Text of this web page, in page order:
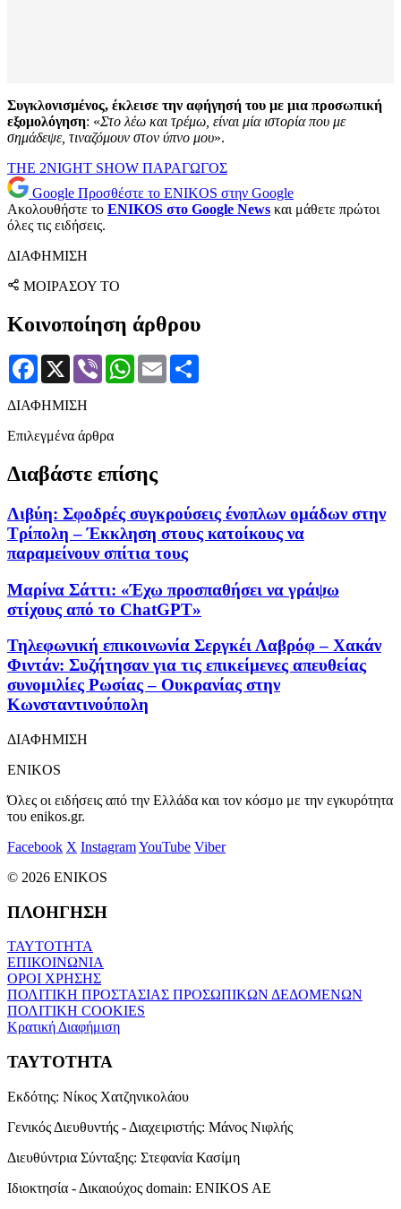
Συγκλονισμένος, έκλεισε την αφήγησή του με μια προσωπική
εξομολόγηση: «Στο λέω και τρέμω, είναι μία ιστορία που με
σημάδεψε, τιναζόμουν στον ύπνο μου».
THE 2NIGHT SHOW ΠΑΡΑΓΩΓΟΣ
Google Προσθέστε το ENIKOS στην Google
Ακολουθήστε το ENIKOS στο Google News και μάθετε πρώτοι
όλες τις ειδήσεις.
ΔΙΑΦΗΜΙΣΗ
ΜΟΙΡΑΣΟΥ ΤΟ
Κοινοποίηση άρθρου
Facebook
X Viber WhatsApp
Email
ΔΙΑΦΗΜΙΣΗ
Επιλεγμένα άρθρα
Διαβάστε επίσης
Λιβύη: Σφοδρές συγκρούσεις ένοπλων ομάδων στην
Τρίπολη – Έκκληση στους κατοίκους να
παραμείνουν σπίτια τους
Μαρίνα Σάττι: «Έχω προσπαθήσει να γράψω
στίχους από το ChatGPT»
Τηλεφωνική επικοινωνία Σεργκέι Λαβρόφ – Χακάν
Φιντάν: Συζήτησαν για τις επικείμενες απευθείας
συνομιλίες Ρωσίας – Ουκρανίας στην
Κωνσταντινούπολη
ΔΙΑΦΗΜΙΣΗ
ENIKOS
Όλες οι ειδήσεις από την Ελλάδα και τον κόσμο με την εγκυρότητα
του enikos.gr.
Facebook X InstagramYouTube Viber
© 2026 ENIKOS
ΠΛΟΗΓΗΣΗ
ΤΑΥΤΟΤΗΤΑ
ΕΠΙΚΟΙΝΩΝΙΑ
ΟΡΟΙ ΧΡΗΣΗΣ
ΠΟΛΙΤΙΚΗ ΠΡΟΣΤΑΣΙΑΣ ΠΡΟΣΩΠΙΚΩΝ ΔΕΔΟΜΕΝΩΝ
ΠΟΛΙΤΙΚΗ COOKIES
Κρατική Διαφήμιση
ΤΑΥΤΟΤΗΤΑ
Εκδότης: Νίκος Χατζηνικολάου
Γενικός Διευθυντής - Διαχειριστής: Μάνος Νιφλής
Διευθύντρια Σύνταξης: Στεφανία Κασίμη
Ιδιοκτησία - Δικαιούχος domain: ENIKOS AE